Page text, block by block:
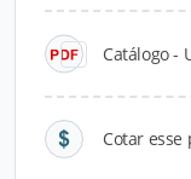
Catálogo -
Cotar